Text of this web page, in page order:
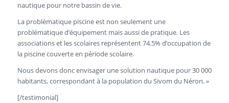
nautique pour notre bassin de vie.
La problématique piscine est non seulement une
problématique d’équipement mais aussi de pratique. Les
associations et les scolaires représentent 74.5% d’occupation de
la piscine couverte en période scolaire.
Nous devons donc envisager une solution nautique pour 30 000
habitants, correspondant à la population du Sivom du Néron.»
[/testimonial]